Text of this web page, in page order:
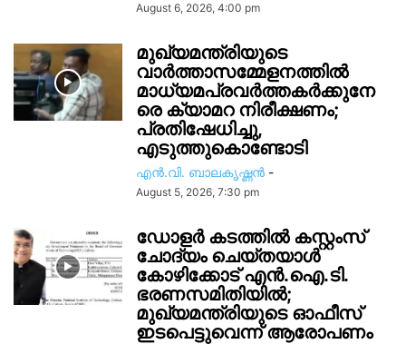
August 6, 2026, 4:00 pm
മുഖ്യമന്ത്രിയുടെ
വാർത്താസമ്മേളനത്തിൽ
മാധ്യമപ്രവർത്തകർക്കുനേ
രെ ക്യാമറ നിരീക്ഷണം;
പ്രതിഷേധിച്ചു,
എടുത്തുകൊണ്ടോടി
എൻ.വി. ബാലകൃഷ്ണൻ -
August 5, 2026, 7:30 pm
ഡോളർ കടത്തിൽ കസ്റ്റംസ്
ചോദ്യം ചെയ്തയാൾ
കോഴിക്കോട് എൻ.ഐ.ടി.
ഭരണസമിതിയിൽ;
മുഖ്യമന്ത്രിയുടെ ഓഫീസ്
ഇടപെട്ടുവെന്ന് ആരോപണം